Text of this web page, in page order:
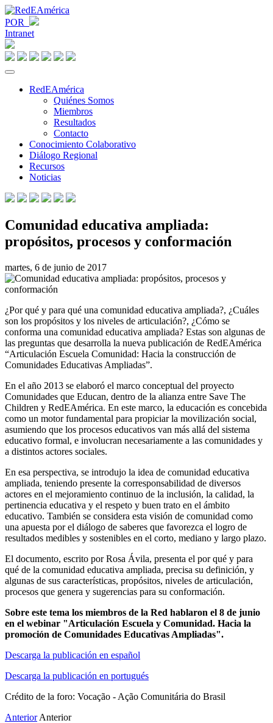
POR
Intranet
RedEAmérica
Quiénes Somos
Miembros
Resultados
Contacto
Conocimiento Colaborativo
Diálogo Regional
Recursos
Noticias
Comunidad educativa ampliada:
propósitos, procesos y conformación
martes, 6 de junio de 2017
¿Por qué y para qué una comunidad educativa ampliada?, ¿Cuáles
son los propósitos y los niveles de articulación?, ¿Cómo se
conforma una comunidad educativa ampliada? Estas son algunas de
las preguntas que desarrolla la nueva publicación de RedEAmérica
“Articulación Escuela Comunidad: Hacia la construcción de
Comunidades Educativas Ampliadas”.
En el año 2013 se elaboró el marco conceptual del proyecto
Comunidades que Educan, dentro de la alianza entre Save The
Children y RedEAmérica. En este marco, la educación es concebida
como un motor fundamental para propiciar la movilización social,
asumiendo que los procesos educativos van más allá del sistema
educativo formal, e involucran necesariamente a las comunidades y
a distintos actores sociales.
En esa perspectiva, se introdujo la idea de comunidad educativa
ampliada, teniendo presente la corresponsabilidad de diversos
actores en el mejoramiento continuo de la inclusión, la calidad, la
pertinencia educativa y el respeto y buen trato en el ámbito
educativo. También se considera esta visión de comunidad como
una apuesta por el diálogo de saberes que favorezca el logro de
resultados medibles y sostenibles en el corto, mediano y largo plazo.
El documento, escrito por Rosa Ávila, presenta el por qué y para
qué de la comunidad educativa ampliada, precisa su definición, y
algunas de sus características, propósitos, niveles de articulación,
procesos que genera y sugerencias para su conformación.
Sobre este tema los miembros de la Red hablaron el 8 de junio
en el webinar "Articulación Escuela y Comunidad. Hacia la
promoción de Comunidades Educativas Ampliadas".
Descarga la publicación en español
Descarga la publicación en portugués
Crédito de la foro: Vocação - Ação Comunitária do Brasil
Anterior Anterior